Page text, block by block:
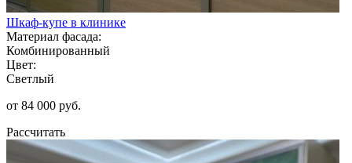
Шкаф-купе в клинике
Материал фасада:
Комбинированный
Цвет:
Светлый
от 84 000 руб.
Рассчитать